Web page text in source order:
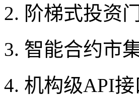
2. 阶梯式投资
3. 智能合约市
4. 机构级API